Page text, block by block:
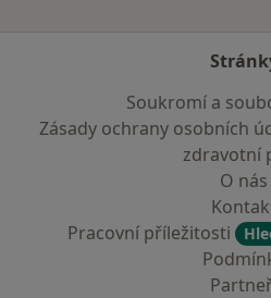
Soukromí a
Zásady ochrany osobních
zdravotní
O nás
Pracovní příležitosti